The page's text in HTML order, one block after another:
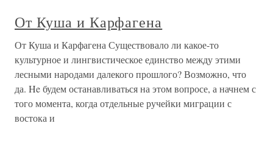
От Куша и Карфагена
От Куша и Карфагена Существовало ли какое-то
культурное и лингвистическое единство между этими
лесными народами далекого прошлого? Возможно, что
да. He будем останавливаться на этом вопросе, а начнем с
того момента, когда отдельные ручейки миграции с
востока и